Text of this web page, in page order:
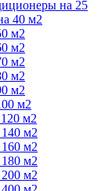
на 25
40 м2
м2
м2
м2
м2
м2
м2
м2
м2
м2
м2
м2